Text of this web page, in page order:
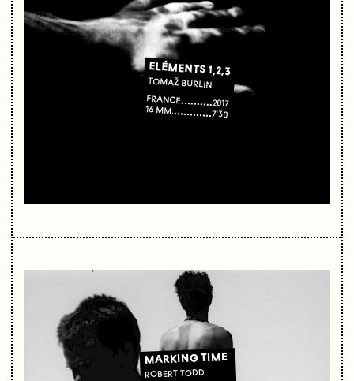
ELÉMENTS 1,2,3
TOMAŽ BURLIN
FRANCE 2017
16 MM 7'30
MARKING TIME
ROBERT TODD